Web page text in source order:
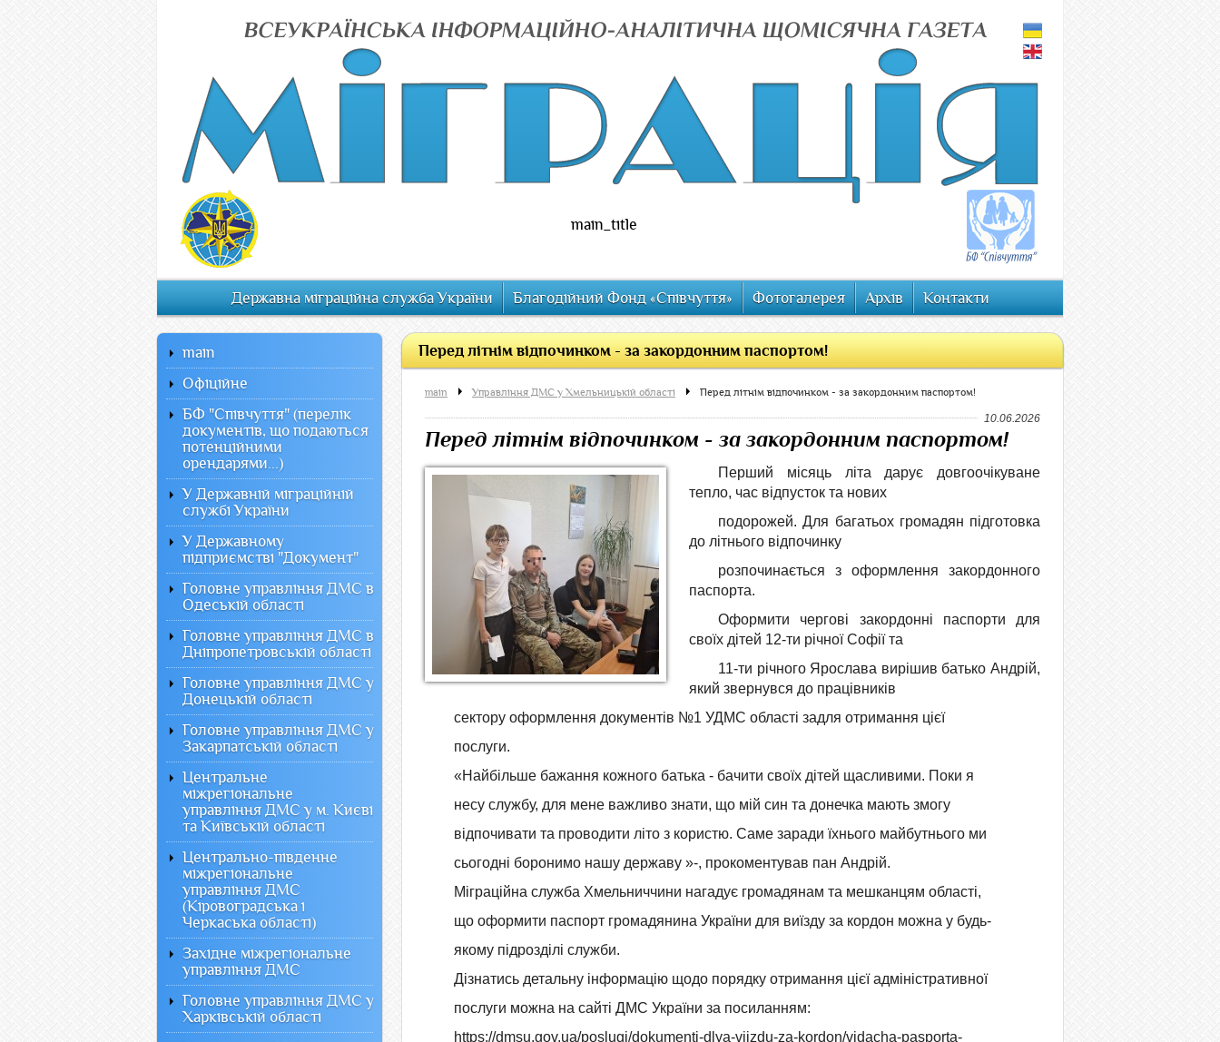
main_title
Державна міграційна служба України Благодійний Фонд «Співчуття» Фотогалерея Архів Контакти
Перед літнім відпочинком - за закордонним паспортом!
main Управління ДМС у Хмельницькій області Перед літнім відпочинком - за закордонним паспортом!
10.06.2026
Перед літнім відпочинком - за закордонним паспортом!
Перший місяць літа дарує довгоочікуване
тепло, час відпусток та нових
подорожей. Для багатьох громадян підготовка
до літнього відпочинку
розпочинається з оформлення закордонного
паспорта.
Оформити чергові закордонні паспорти для
своїх дітей 12-ти річної Софії та
11-ти річного Ярослава вирішив батько Андрій,
який звернувся до працівників
сектору оформлення документів №1 УДМС області задля отримання цієї
послуги.
«Найбільше бажання кожного батька - бачити своїх дітей щасливими. Поки я
несу службу, для мене важливо знати, що мій син та донечка мають змогу
відпочивати та проводити літо з користю. Саме заради їхнього майбутнього ми
сьогодні боронимо нашу державу »-, прокоментував пан Андрій.
Міграційна служба Хмельниччини нагадує громадянам та мешканцям області,
що оформити паспорт громадянина України для виїзду за кордон можна у будь-
якому підрозділі служби.
Дізнатись детальну інформацію щодо порядку отримання цієї адміністративної
послуги можна на сайті ДМС України за посиланням:
https://dmsu.gov.ua/poslugi/dokumenti-dlya-vijzdu-za-kordon/vidacha-pasporta-
main
Офiцiйне
БФ "Співчуття" (перелік
документів, що подаються
потенційними
орендарями...)
У Державній міграційній
службі України
У Державному
підприємстві "Документ"
Головне управління ДМС в
Одеській області
Головне управління ДМС в
Дніпропетровській області
Головне управління ДМС у
Донецькій області
Головне управління ДМС у
Закарпатській області
Центральне
міжрегіональне
управління ДМС у м. Києві
та Київській області
Центрально-південне
міжрегіональне
управління ДМС
(Кіровоградська і
Черкаська області)
Західне міжрегіональне
управління ДМС
Головне управління ДМС у
Харківській області